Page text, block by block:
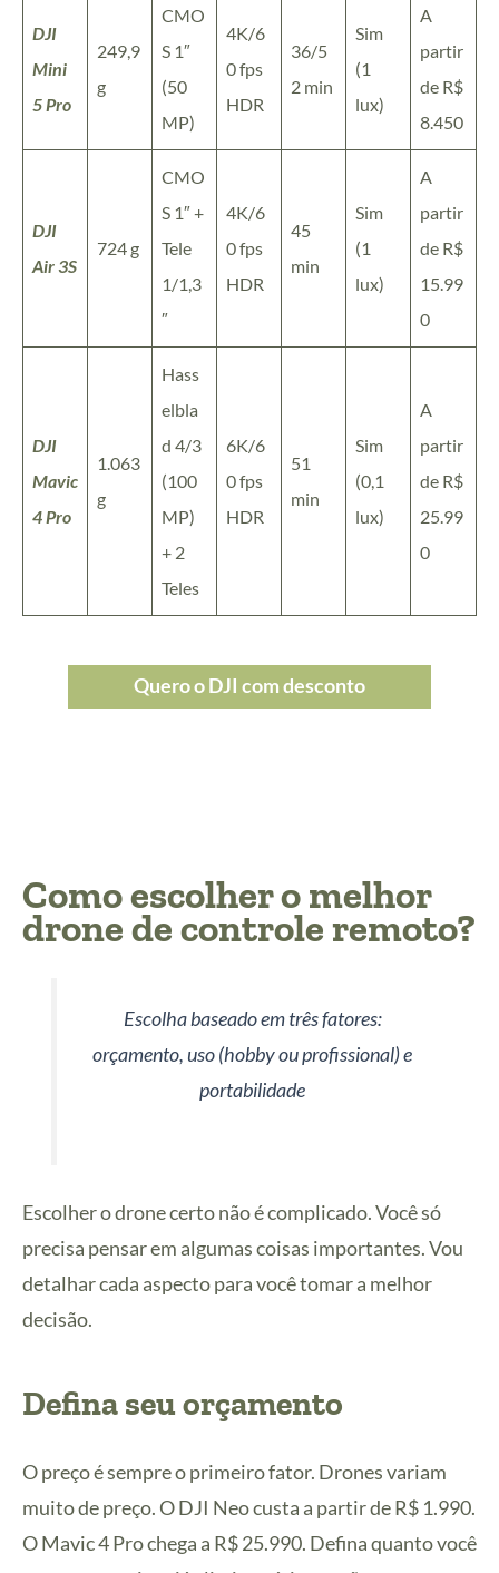
DJI
Mini
5 Pro
249,9
g
CMO
S 1″
(50
MP)
4K/6
0 fps
HDR
36/5
2 min
Sim
(1
lux)
A
partir
de R$
8.450
DJI
Air 3S
724 g
CMO
S 1″ +
Tele
1/1,3
″
4K/6
0 fps
HDR
45
min
Sim
(1
lux)
A
partir
de R$
15.99
0
DJI
Mavic
4 Pro
1.063
g
Hass
elbla
d 4/3
(100
MP)
+ 2
Teles
6K/6
0 fps
HDR
51
min
Sim
(0,1
lux)
A
partir
de R$
25.99
0
Quero o DJI com desconto
Como escolher o melhor
drone de controle remoto?
Escolha baseado em três fatores:
orçamento, uso (hobby ou profissional) e
portabilidade
Escolher o drone certo não é complicado. Você só
precisa pensar em algumas coisas importantes. Vou
detalhar cada aspecto para você tomar a melhor
decisão.
Defina seu orçamento
O preço é sempre o primeiro fator. Drones variam
muito de preço. O DJI Neo custa a partir de R$ 1.990.
O Mavic 4 Pro chega a R$ 25.990. Defina quanto você